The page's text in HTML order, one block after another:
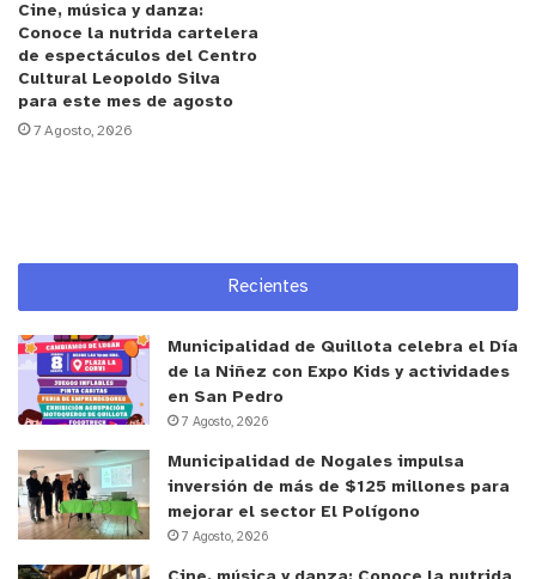
“Protege Los Molles”, “Cabildo Ciudadano”, con
vecinos y vecinas de la localidad, más la ONG
Defensa Ambiental. Estamos contentos de asumir
este compromiso, poder proteger nuestra área acá
en el sector de Los Molles y recuperar la playa”.
las tareas que realizarán.“Hoy hemos venido
conjunto entre ONG Defensa Ambiental y el
Municipio de La Ligua para proteger, para
recuperar la playa a través del establecimiento
adecuado de la línea de alta marea, así como la
recuperación del humedal a propósito de todos los
rellenos y obras ilegales que se han estado
efectuando”.
Cine, música y danza:
Conoce la nutrida cartelera
de espectáculos del Centro
Cultural Leopoldo Silva
para este mes de agosto
7 Agosto, 2026
Recientes
Municipalidad de Quillota celebra el Día
de la Niñez con Expo Kids y actividades
en San Pedro
7 Agosto, 2026
Municipalidad de Nogales impulsa
inversión de más de $125 millones para
mejorar el sector El Polígono
7 Agosto, 2026